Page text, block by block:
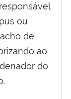
ou
de
ao
do